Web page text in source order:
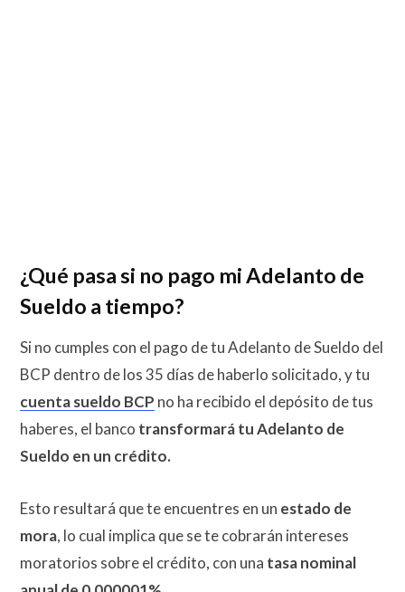
¿Qué pasa si no pago mi Adelanto de
Sueldo a tiempo?
Si no cumples con el pago de tu Adelanto de Sueldo del
BCP dentro de los 35 días de haberlo solicitado, y tu
cuenta sueldo BCP no ha recibido el depósito de tus
haberes, el banco transformará tu Adelanto de
Sueldo en un crédito.
Esto resultará que te encuentres en un estado de
mora, lo cual implica que se te cobrarán intereses
moratorios sobre el crédito, con una tasa nominal